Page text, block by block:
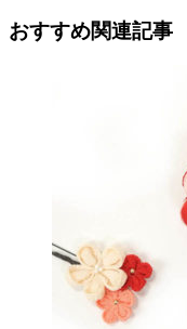
おすすめ関連記事